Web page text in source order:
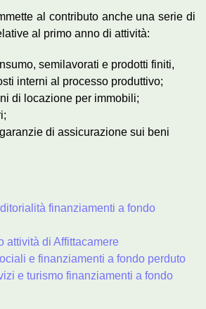
al contributo anche una serie di
al primo anno di attività:
semilavorati e prodotti finiti,
interni al processo produttivo;
di locazione per immobili;
di assicurazione sui beni
finanziamenti a fondo
attività di Affittacamere
e finanziamenti a fondo perduto
e turismo finanziamenti a fondo